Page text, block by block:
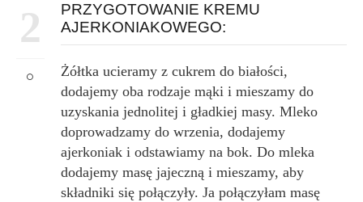
2
PRZYGOTOWANIE KREMU
AJERKONIAKOWEGO:
Żółtka ucieramy z cukrem do białości,
dodajemy oba rodzaje mąki i mieszamy do
uzyskania jednolitej i gładkiej masy. Mleko
doprowadzamy do wrzenia, dodajemy
ajerkoniak i odstawiamy na bok. Do mleka
dodajemy masę jajeczną i mieszamy, aby
składniki się połączyły. Ja połączyłam masę